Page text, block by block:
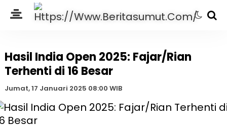
Hasil India Open 2025: Fajar/Rian
Terhenti di 16 Besar
Jumat, 17 Januari 2025 08:00 WIB